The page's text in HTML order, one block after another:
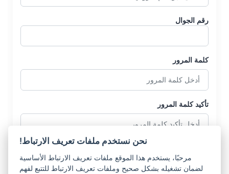
رقم الجوال
كلمة المرور
تأكيد كلمة المرور
نحن نستخدم ملفات تعريف الارتباط!
مرحبًا، يستخدم هذا الموقع ملفات تعريف الارتباط الأساسية
لضمان تشغيله بشكل صحيح وملفات تعريف الارتباط للتتبع لفهم